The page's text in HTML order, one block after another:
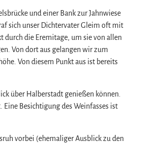
und einer Bank zur Jahnwiese
sich unser Dichtervater Gleim oft mit
durch die Eremitage, um sie von allen
Von dort aus gelangen wir zum
Von diesem Punkt aus ist bereits
über Halberstadt genießen können.
Besichtigung des Weinfasses ist
vorbei (ehemaliger Ausblick zu den